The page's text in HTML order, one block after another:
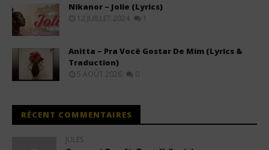
Nikanor – Jolie (Lyrics)
12 JUILLET 2024 1
Anitta – Pra Você Gostar De Mim (Lyrics &
Traduction)
5 AOÛT 2026 0
RÉCENT COMMENTAIRES
JULES